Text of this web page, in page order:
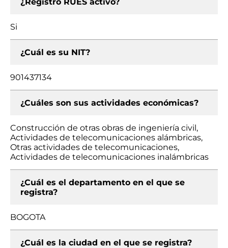
Si
¿Cuál es su NIT?
901437134
¿Cuáles son sus actividades económicas?
Construcción de otras obras de ingeniería civil,
Actividades de telecomunicaciones alámbricas,
Otras actividades de telecomunicaciones,
Actividades de telecomunicaciones inalámbricas
¿Cuál es el departamento en el que se
registra?
BOGOTA
¿Cuál es la ciudad en el que se registra?